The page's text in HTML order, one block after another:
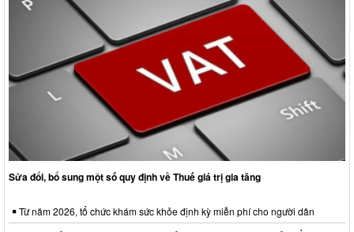
Sửa đổi, bổ sung một số quy định về Thuế giá trị gia tăng
Từ năm 2026, tổ chức khám sức khỏe định kỳ miễn phí cho người dân